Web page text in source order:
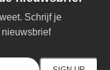
Schrijf je